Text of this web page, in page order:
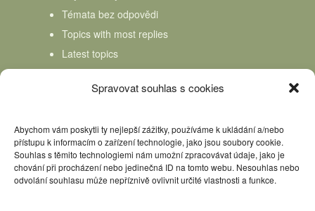
Spravovat souhlas s cookies
Abychom vám poskytli ty nejlepší zážitky, používáme k ukládání a/nebo
přístupu k informacím o zařízení technologie, jako jsou soubory cookie.
Souhlas s těmito technologiemi nám umožní zpracovávat údaje, jako je
chování při procházení nebo jedinečná ID na tomto webu. Nesouhlas nebo
odvolání souhlasu může nepříznivě ovlivnit určité vlastnosti a funkce.
Témata bez odpovědi
Topics with most replies
Latest topics
Topics Freshness